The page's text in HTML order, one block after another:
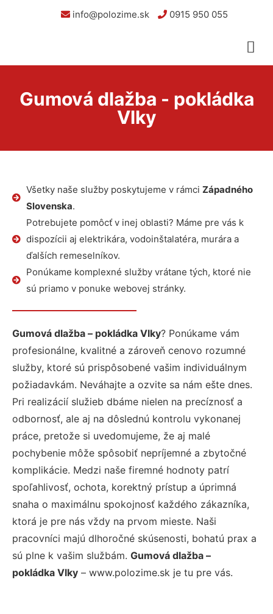
info@polozime.sk 0915 950 055
Gumová dlažba - pokládka
Vlky
Všetky naše služby poskytujeme v rámci Západného
Slovenska.
Potrebujete pomôcť v inej oblasti? Máme pre vás k
dispozícii aj elektrikára, vodoinštalatéra, murára a
ďalších remeselníkov.
Ponúkame komplexné služby vrátane tých, ktoré nie
sú priamo v ponuke webovej stránky.
Gumová dlažba – pokládka Vlky? Ponúkame vám
profesionálne, kvalitné a zároveň cenovo rozumné
služby, ktoré sú prispôsobené vašim individuálnym
požiadavkám. Neváhajte a ozvite sa nám ešte dnes.
Pri realizácií služieb dbáme nielen na precíznosť a
odbornosť, ale aj na dôslednú kontrolu vykonanej
práce, pretože si uvedomujeme, že aj malé
pochybenie môže spôsobiť nepríjemné a zbytočné
komplikácie. Medzi naše firemné hodnoty patrí
spoľahlivosť, ochota, korektný prístup a úprimná
snaha o maximálnu spokojnosť každého zákazníka,
ktorá je pre nás vždy na prvom mieste. Naši
pracovníci majú dlhoročné skúsenosti, bohatú prax a
sú plne k vašim službám. Gumová dlažba –
pokládka Vlky – www.polozime.sk je tu pre vás.